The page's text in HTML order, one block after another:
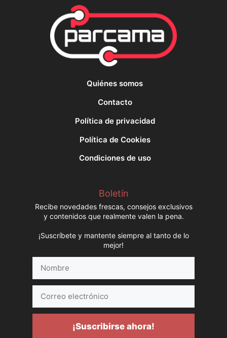
Quiénes somos
Contacto
Política de privacidad
Política de Cookies
Condiciones de uso
Boletín
Recibe novedades frescas, consejos exclusivos
y contenidos que realmente valen la pena.
¡Suscríbete y mantente siempre al tanto de lo
mejor!
electrónico
¡Suscribirse ahora!